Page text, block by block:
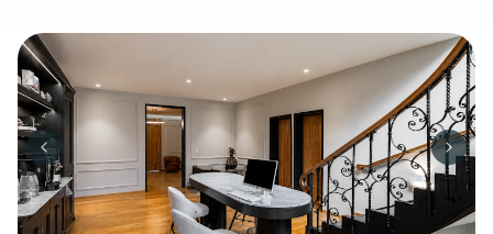
Previous slide Next